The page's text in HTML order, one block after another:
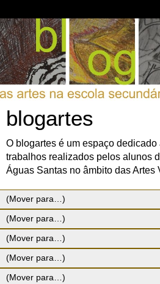
blogartes
O blogartes é um espaço
trabalhos realizados pelos alunos
Águas Santas no âmbito das Artes